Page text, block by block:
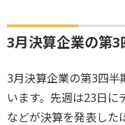
3月決算企業の第
3月決算企業の第3四
います。先週は23日に
などが決算を発表した